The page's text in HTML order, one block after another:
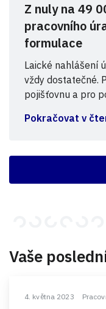
Z nuly na 49
pracovního
formulace
Laické nahlášení
vždy dostatečné.
pojišťovnu a pro
Pokračovat v
Vaše
4. května 2023